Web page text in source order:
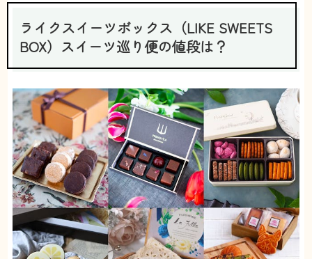
【見た目】
高級感があります。プレゼントにも良さそう。
【配送頻度】
月1でOKです
【継続】
ないので、サブスクで届けてくれるの本当に嬉しい
です。虫歯になるか、病気になるまで続けますw
甘党男子
30代 音楽関係
投稿日：2022/09/12
8
たまにでいい
2.5
ライクスイーツボックス（LIKE SWEETS
BOX）スイーツ巡り便の値段は？